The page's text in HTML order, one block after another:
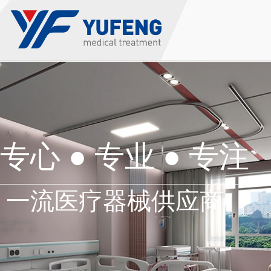
专心 ● 专业●专注
一流医疗器械供应商